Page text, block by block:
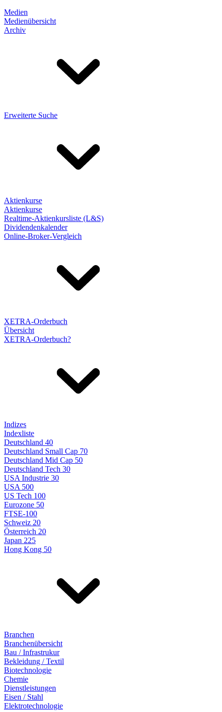
Medien
Medienübersicht
Archiv
Erweiterte Suche
Aktienkurse
Aktienkurse
Realtime-Aktienkursliste (L&S)
Dividendenkalender
Online-Broker-Vergleich
XETRA-Orderbuch
Übersicht
XETRA-Orderbuch?
Indizes
Indexliste
Deutschland 40
Deutschland Small Cap 70
Deutschland Mid Cap 50
Deutschland Tech 30
USA Industrie 30
USA 500
US Tech 100
Eurozone 50
FTSE-100
Schweiz 20
Österreich 20
Japan 225
Hong Kong 50
Branchen
Branchenübersicht
Bau / Infrastrukur
Bekleidung / Textil
Biotechnologie
Chemie
Dienstleistungen
Eisen / Stahl
Elektrotechnologie